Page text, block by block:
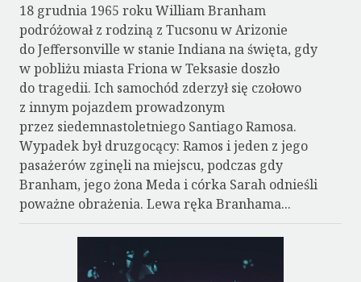
18 grudnia 1965 roku William Branham
podróżował z rodziną z Tucsonu w Arizonie
do Jeffersonville w stanie Indiana na święta, gdy
w pobliżu miasta Friona w Teksasie doszło
do tragedii. Ich samochód zderzył się czołowo
z innym pojazdem prowadzonym
przez siedemnastoletniego Santiago Ramosa.
Wypadek był druzgocący: Ramos i jeden z jego
pasażerów zginęli na miejscu, podczas gdy
Branham, jego żona Meda i córka Sarah odnieśli
poważne obrażenia. Lewa ręka Branhama...